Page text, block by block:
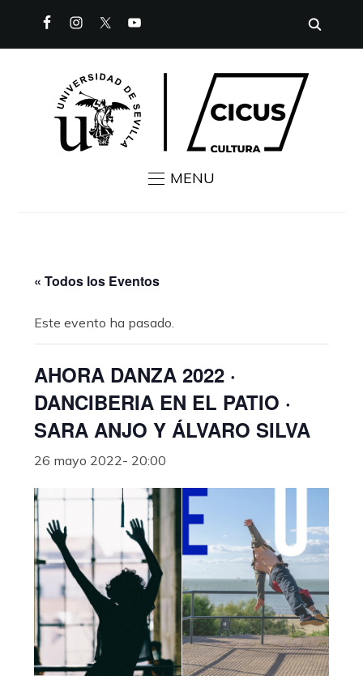
MENU
« Todos los Eventos
Este evento ha pasado.
AHORA DANZA 2022 ·
DANCIBERIA EN EL PATIO ·
SARA ANJO Y ÁLVARO SILVA
26 mayo 2022- 20:00